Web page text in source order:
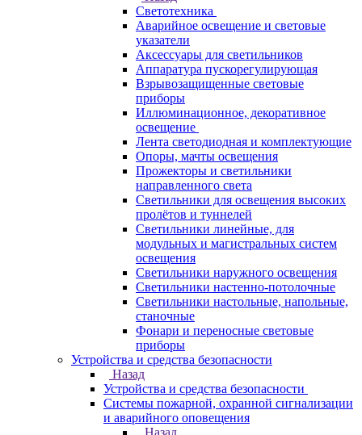
Светотехника
Аварийное освещение и световые
указатели
Аксессуары для светильников
Аппаратура пускорегулирующая
Взрывозащищенные световые
приборы
Иллюминационное, декоративное
освещение
Лента светодиодная и комплектующие
Опоры, мачты освещения
Прожекторы и светильники
направленного света
Светильники для освещения высоких
пролётов и туннелей
Светильники линейные, для
модульных и магистральных систем
освещения
Светильники наружного освещения
Светильники настенно-потолочные
Светильники настольные, напольные,
станочные
Фонари и переносные световые
приборы
Устройства и средства безопасности
Назад
Устройства и средства безопасности
Системы пожарной, охранной сигнализации
и аварийного оповещения
Назад